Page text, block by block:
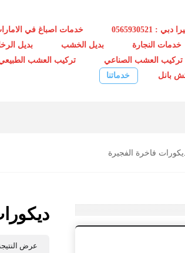
0565930521 خدمات اصباغ في
خدمات النجارة بديل الخشب بديل
تركيب العشب الصناعي تركيب العشب
بانل
خدماتنا
فاخرة الفجيرة
عرض